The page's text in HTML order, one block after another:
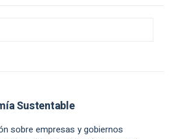
Sustentable
sobre empresas y gobiernos